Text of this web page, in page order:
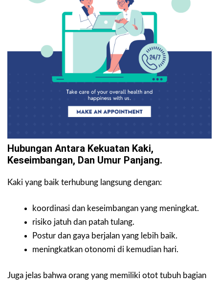
Hubungan Antara Kekuatan Kaki,
Keseimbangan, Dan Umur Panjang.
Kaki yang baik terhubung langsung dengan:
koordinasi dan keseimbangan yang meningkat.
risiko jatuh dan patah tulang.
Postur dan gaya berjalan yang lebih baik.
meningkatkan otonomi di kemudian hari.
Juga jelas bahwa orang yang memiliki otot tubuh bagian